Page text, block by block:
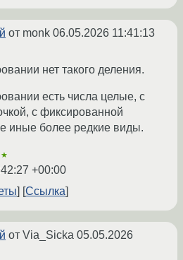
от monk 06.05.2026 11:41:13
нет такого деления.
есть числа целые, с
с фиксированной
иные более редкие виды.
+00:00
Ссылка
от Via_Sicka 05.05.2026